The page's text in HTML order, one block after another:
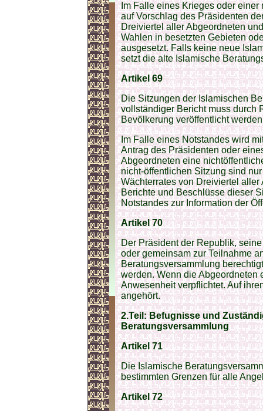
Im Falle eines Krieges oder
auf Vorschlag des Präsidenten
Dreiviertel aller Abgeordneten
Wahlen in besetzten Gebieten
ausgesetzt. Falls keine neue
setzt die alte Islamische
Artikel 69
Die Sitzungen der Islamischen
vollständiger Bericht muss durch
Bevölkerung veröffentlicht
Im Falle eines Notstandes wird
Antrag des Präsidenten oder
Abgeordneten eine
nicht-öffentlichen Sitzung sind
Wächterrates von Dreiviertel
Berichte und Beschlüsse dieser
Notstandes zur Information der
Artikel 70
Der Präsident der Republik,
oder gemeinsam zur Teilnahme
Beratungsversammlung
werden. Wenn die Abgeordneten
Anwesenheit verpflichtet. Auf
angehört.
2.Teil: Befugnisseund
Beratungsversammlung
Artikel 71
Die Islamische
bestimmten Grenzen für alle
Artikel 72